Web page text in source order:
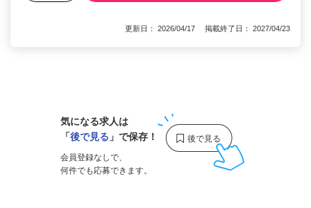
更新日： 2026/04/17 掲載終了日： 2027/04/23
気になる求人は
「後で見る 」で保存！
会員登録なしで、
何件でも応募できます。